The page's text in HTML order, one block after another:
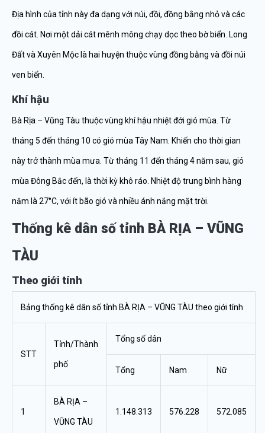
Địa hình của tỉnh này đa dạng với núi, đồi, đồng bằng nhỏ và các
đồi cát. Nơi một dải cát mênh mông chạy dọc theo bờ biển. Long
Đất và Xuyên Mộc là hai huyện thuộc vùng đồng bằng và đồi núi
ven biển.
Khí hậu
Bà Rịa – Vũng Tàu thuộc vùng khí hậu nhiệt đới gió mùa. Từ
tháng 5 đến tháng 10 có gió mùa Tây Nam. Khiến cho thời gian
này trở thành mùa mưa. Từ tháng 11 đến tháng 4 năm sau, gió
mùa Đông Bắc đến, là thời kỳ khô ráo. Nhiệt độ trung bình hàng
năm là 27°C, với ít bão gió và nhiều ánh nắng mặt trời.
Thống kê dân số tỉnh BÀ RỊA – VŨNG
TÀU
Theo giới tính
Bảng thống kê dân số tỉnh BÀ RỊA – VŨNG TÀU theo giới tính
STT
Tỉnh/Thành
phố
Tổng số dân
Tổng Nam Nữ
1
BÀ RỊA –
VŨNG TÀU
1.148.313 576.228 572.085